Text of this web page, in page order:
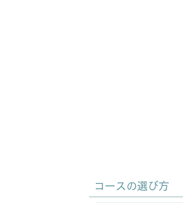
コースの選び方